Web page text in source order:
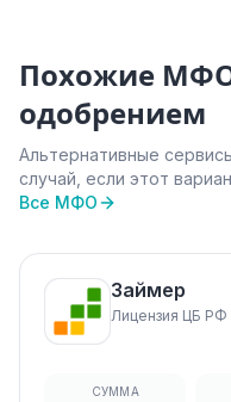
Похожие
одобрением
Альтернативные
случай, если этот
Все МФО
Займер
Лицензия ЦБ РФ
СУММА